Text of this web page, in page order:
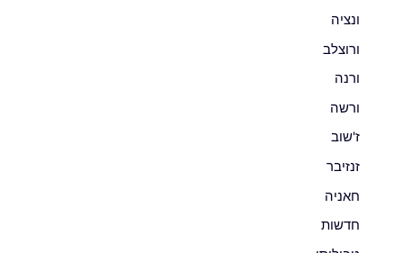
ונציה
ורוצלב
ורנה
ורשה
ז'שוב
זנזיבר
חאניה
חדשות